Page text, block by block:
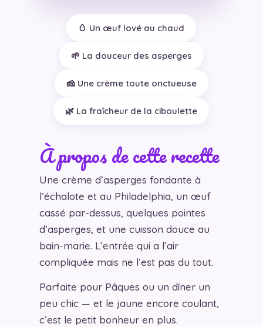
🥚 Un œuf lové au chaud
🌱 La douceur des asperges
🧀 Une crème toute onctueuse
🌿 La fraîcheur de la ciboulette
À propos de cette recette
Une crème d’asperges fondante à
l’échalote et au Philadelphia, un œuf
cassé par-dessus, quelques pointes
d’asperges, et une cuisson douce au
bain-marie. L’entrée qui a l’air
compliquée mais ne l’est pas du tout.
Parfaite pour Pâques ou un dîner un
peu chic — et le jaune encore coulant,
c’est le petit bonheur en plus.